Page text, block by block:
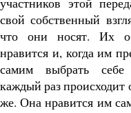
свой собственный
что они носят. Их
нравится и, когда им
самим выбрать себе
каждый раз происходит
же. Она нравится им